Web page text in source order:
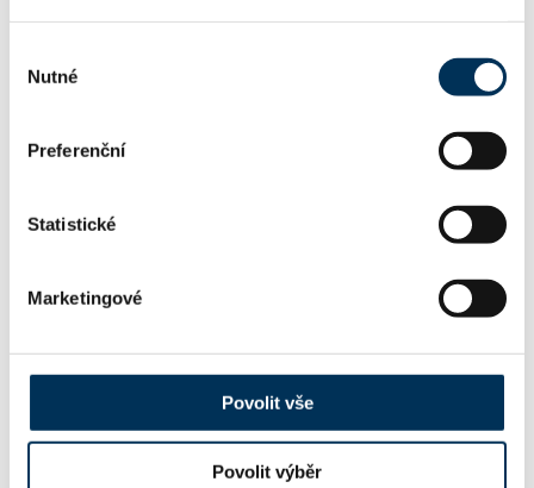
souhlasu
Nutné
Preferenční
Statistické
Marketingové
Povolit vše
Povolit výběr
Stav: